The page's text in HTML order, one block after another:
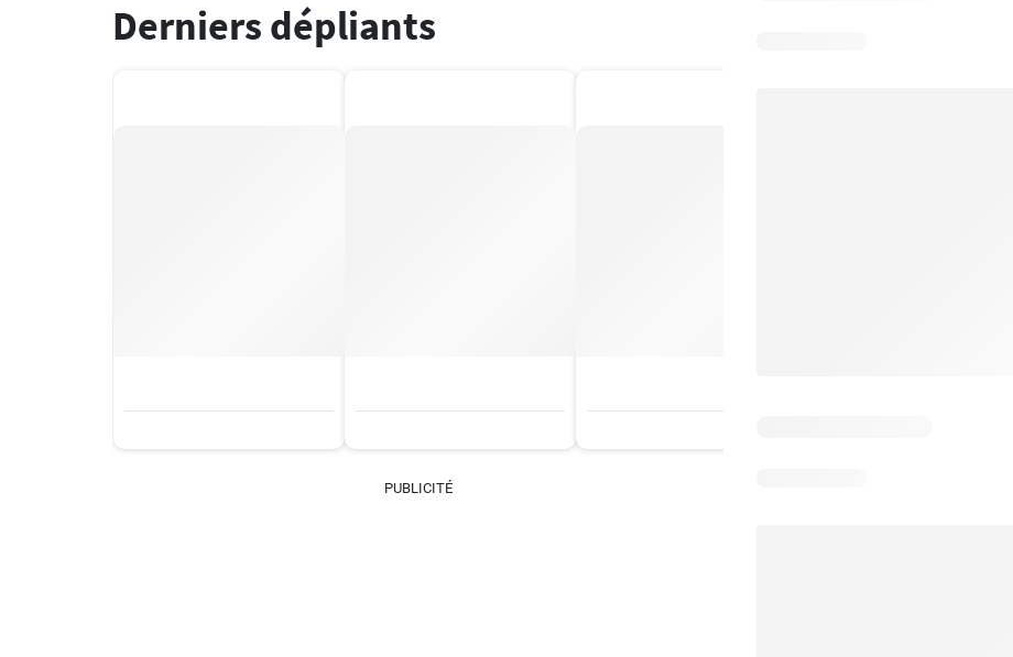
Derniers dépliants
PUBLICITÉ